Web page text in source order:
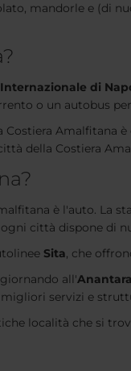
mandorle e (di
di
o un autobus
Amalfitana è
della Costiera
è l'auto. La
città dispone di
Sita, che
all'
servizi e
località che si